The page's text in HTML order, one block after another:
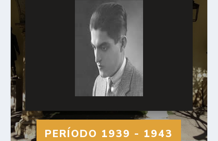
PERÍODO 1939 - 1943